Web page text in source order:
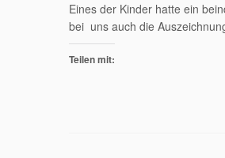
Eines der Kinder hatte ein
bei uns auch die
Teilen mit: